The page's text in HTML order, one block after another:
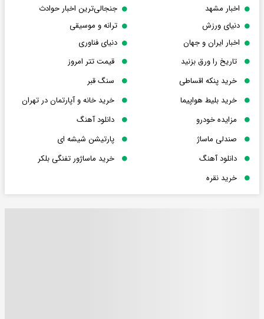
اخبار مشهد
جنجالی‌ترین اخبار حوادث
دنیای ورزش
ترانه و موسیقی
اخبار ایران و جهان
دنیای فناوری
تاریخ را ورق بزنید
قیمت تتر امروز
خرید پنکه اقساطی
سنگ قبر
خرید بلیط هواپیما
خرید خانه و آپارتمان در تهران
مزایده خودرو
دانلود آهنگ
صندلی ماساژ
پارتیشن شیشه ای
دانلود آهنگ
خرید ماساژور تفنگی بلکر
خرید نقره